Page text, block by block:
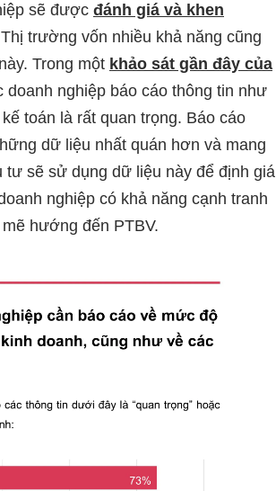
sẽ được đánh giá và khen
trường vốn nhiều khả năng cũng
Trong một khảo sát gần đây của
nghiệp báo cáo thông tin như
toán là rất quan trọng. Báo cáo
dữ liệu nhất quán hơn và mang
tư sẽ sử dụng dữ liệu này để định giá
nghiệp có khả năng cạnh tranh
hướng đến PTBV.